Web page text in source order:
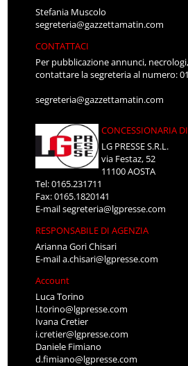
Stefania Muscolo
segreteria@gazzettamatin.com
CONTATTACI
Per pubblicazione annunci,
contattare la segreteria al numero:
segreteria@gazzettamatin.com
CONCESSIONARIA
LG PRESSE S.R.L.
via Festaz, 52
11100 AOSTA
Tel: 0165.231711
Fax: 0165.1820141
E-mailsegreteria@lgpresse.com
RESPONSABILE DI AGENZIA
Arianna Gori Chisari
E-maila.chisari@lgpresse.com
Account
Luca Torino
l.torino@lgpresse.com
Ivana Cretier
i.cretier@lgpresse.com
Daniele Fimiano
d.fimiano@lgpresse.com